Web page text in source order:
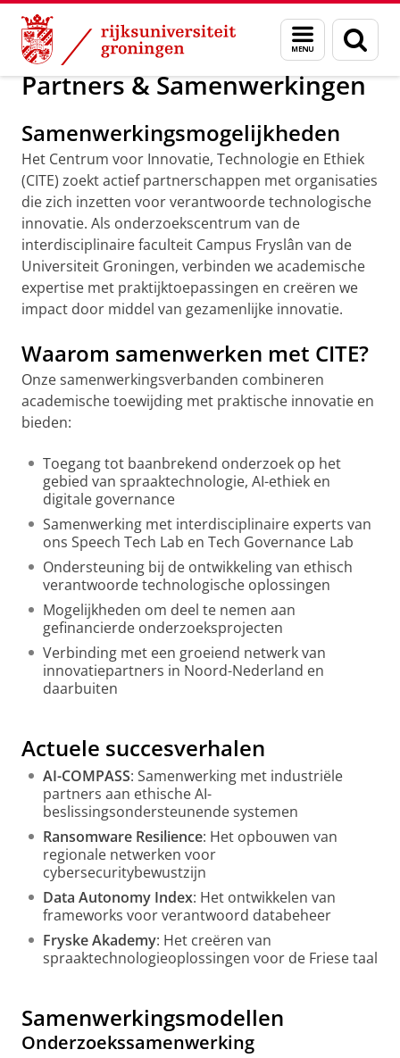
Skip
Content
Skip
Navigation
Menu
en
zoeken
Over ons Campus Fryslân CITE
Partners & Samenwerkingen
Samenwerkingsmogelijkheden
Het Centrum voor Innovatie, Technologie en Ethiek
(CITE) zoekt actief partnerschappen met organisaties
die zich inzetten voor verantwoorde technologische
innovatie. Als onderzoekscentrum van de
interdisciplinaire faculteit Campus Fryslân van de
Universiteit Groningen, verbinden we academische
expertise met praktijktoepassingen en creëren we
impact door middel van gezamenlijke innovatie.
Waarom samenwerken met CITE?
Onze samenwerkingsverbanden combineren
academische toewijding met praktische innovatie en
bieden:
Toegang tot baanbrekend onderzoek op het
gebied van spraaktechnologie, AI-ethiek en
digitale governance
Samenwerking met interdisciplinaire experts van
ons Speech Tech Lab en Tech Governance Lab
Ondersteuning bij de ontwikkeling van ethisch
verantwoorde technologische oplossingen
Mogelijkheden om deel te nemen aan
gefinancierde onderzoeksprojecten
Verbinding met een groeiend netwerk van
innovatiepartners in Noord-Nederland en
daarbuiten
Actuele succesverhalen
AI-COMPASS: Samenwerking met industriële
partners aan ethische AI-
beslissingsondersteunende systemen
Ransomware Resilience: Het opbouwen van
regionale netwerken voor
cybersecuritybewustzijn
Data Autonomy Index: Het ontwikkelen van
frameworks voor verantwoord databeheer
Fryske Akademy: Het creëren van
spraaktechnologieoplossingen voor de Friese taal
Samenwerkingsmodellen
Onderzoekssamenwerking